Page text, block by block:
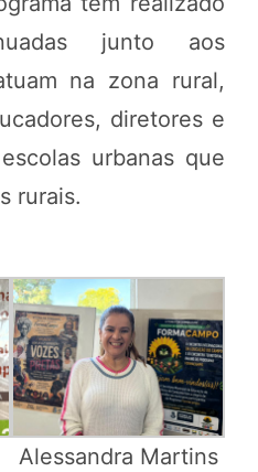
junto aos
na zona rural,
diretores e
urbanas que
rurais.
Alessandra Martins